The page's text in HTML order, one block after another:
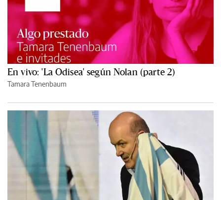
En vivo: 'La Odisea' según Nolan (parte 2)
Tamara Tenenbaum